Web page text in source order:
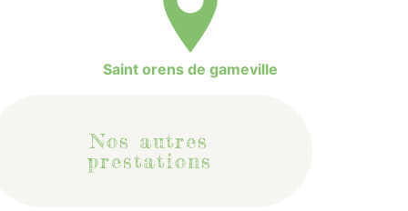
Saint orens de gameville
Nos autres
prestations